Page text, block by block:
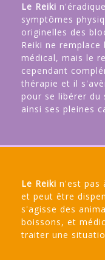
Le Reiki
symptômes
originelles des
Reiki ne
médical, mais le
cependant
thérapie et il
pour se libérer
ainsi ses pleines
Le Reiki n'est pas
et peut être
s'agisse des
boissons, et
traiter une